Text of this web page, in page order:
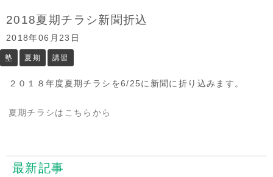
2018夏期チラシ新聞折込
2018年06月23日
塾 夏期 講習
２０１８年度夏期チラシを6/25に新聞に折り込みます。
夏期チラシはこちらから
最新記事